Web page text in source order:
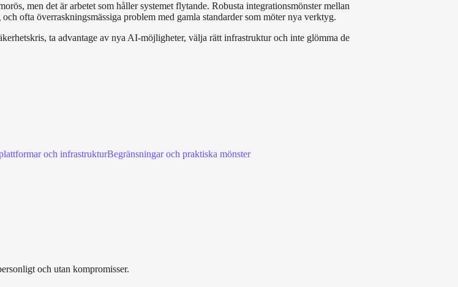
men det är arbetet som håller systemet flytande. Robusta integrationsmönster mellan
ofta överraskningsmässiga problem med gamla standarder som möter nya verktyg.
ta advantage av nya AI-möjligheter, välja rätt infrastruktur och inte glömma de
och infrastrukturBegränsningar och praktiska mönster
och utan kompromisser.